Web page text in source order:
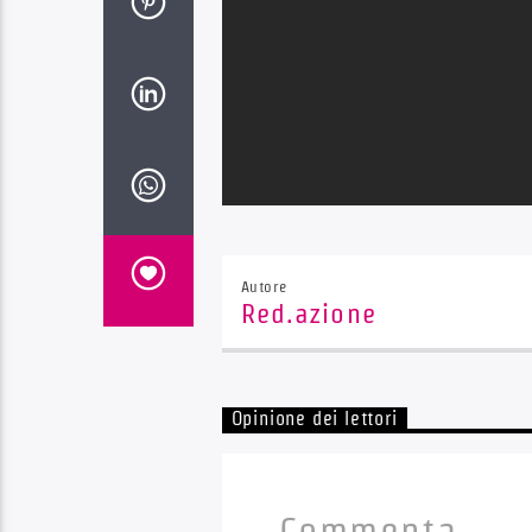
Autore
Red.azione
Opinione dei lettori